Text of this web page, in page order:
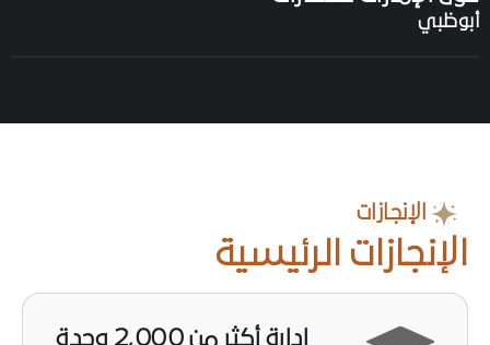
الإنجازات
إدارة أكثر من 2,000 وحدة
عقارية